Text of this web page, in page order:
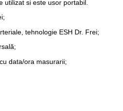
utilizat si este usor portabil.
tehnologie ESH Dr. Frei;
data/ora masurarii;